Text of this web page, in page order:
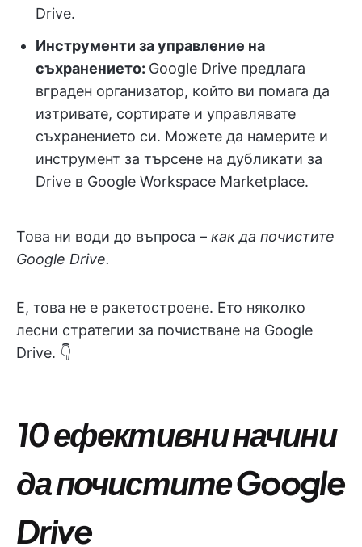
Drive.
Инструменти за управление на
съхранението: Google Drive предлага
вграден организатор, който ви помага да
изтривате, сортирате и управлявате
съхранението си. Можете да намерите и
инструмент за търсене на дубликати за
Drive в Google Workspace Marketplace.
Това ни води до въпроса – как да почистите
Google Drive.
Е, това не е ракетостроене. Ето няколко
лесни стратегии за почистване на Google
Drive. 👇
10 ефективни начини
да почистите Google
Drive